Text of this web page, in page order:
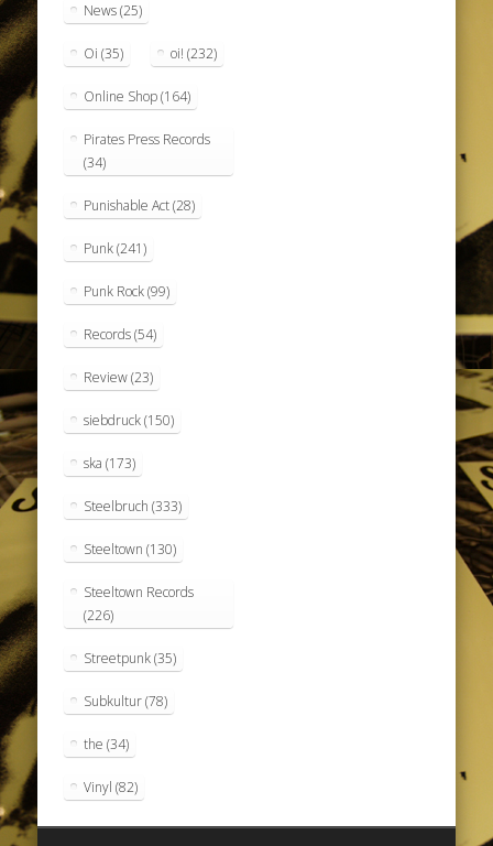
News(25)
Oi (35) oi! (232)
Online Shop(164)
Pirates Press Records
(34)
Punishable Act(28)
Punk(241)
Punk Rock(99)
Records(54)
Review(23)
siebdruck(150)
ska (173)
Steelbruch (333)
Steeltown (130)
Steeltown Records
(226)
Streetpunk(35)
Subkultur(78)
the (34)
Vinyl (82)